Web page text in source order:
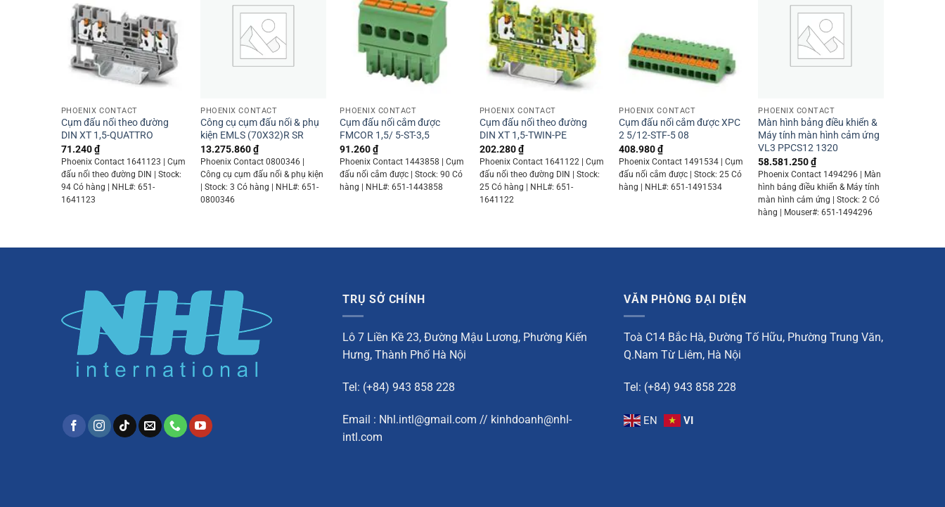
PHOENIX CONTACT
Cụm đấu nối theo đường
DIN XT 1,5-QUATTRO
71.240₫
Phoenix Contact 1641123 | Cụm
đấu nối theo đường DIN | Stock:
94 Có hàng | NHL#: 651-
1641123
PHOENIX CONTACT
Công cụ cụm đấu nối & phụ
kiện EMLS (70X32)R SR
13.275.860₫
Phoenix Contact 0800346 |
Công cụ cụm đấu nối & phụ kiện
| Stock: 3 Có hàng | NHL#: 651-
0800346
PHOENIX CONTACT
Cụm đấu nối cắm được
FMCOR 1,5/ 5-ST-3,5
91.260₫
Phoenix Contact 1443858 | Cụm
đấu nối cắm được | Stock: 90 Có
hàng | NHL#: 651-1443858
PHOENIX CONTACT
Cụm đấu nối theo đường
DIN XT 1,5-TWIN-PE
202.280₫
Phoenix Contact 1641122 | Cụm
đấu nối theo đường DIN | Stock:
25 Có hàng | NHL#: 651-
1641122
PHOENIX CONTACT
Cụm đấu nối cắm được XPC
2 5/12-STF-5 08
408.980₫
Phoenix Contact 1491534 | Cụm
đấu nối cắm được | Stock: 25 Có
hàng | NHL#: 651-1491534
PHOENIX CONTACT
Màn hình bảng điều khiển &
Máy tính màn hình cảm ứng
VL3 PPCS12 1320
58.581.250₫
Phoenix Contact 1494296 | Màn
hình bảng điều khiển & Máy tính
màn hình cảm ứng | Stock: 2 Có
hàng | Mouser#: 651-1494296
TRỤ SỞ CHÍNH
Lô 7 Liền Kề 23, Đường Mậu Lương, Phường Kiến
Hưng, Thành Phố Hà Nội
Tel: (+84) 943 858 228
Email : Nhl.intl@gmail.com // kinhdoanh@nhl-
intl.com
VĂN PHÒNG ĐẠI DIỆN
Toà C14 Bắc Hà, Đường Tố Hữu, Phường Trung Văn,
Q.Nam Từ Liêm, Hà Nội
Tel: (+84) 943 858 228
EN VI